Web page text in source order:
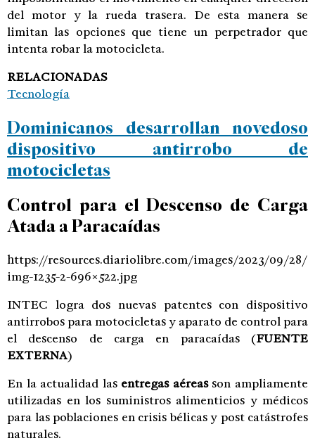
del motor y la rueda trasera. De esta manera se
limitan las opciones que tiene un perpetrador que
intenta robar la motocicleta.
RELACIONADAS
Tecnología
Dominicanos desarrollan novedoso
dispositivo antirrobo de
motocicletas
Control para el Descenso de Carga
Atada a Paracaídas
https://resources.diariolibre.com/images/2023/09/28/
img-1235-2-696×522.jpg
INTEC logra dos nuevas patentes con dispositivo
antirrobos para motocicletas y aparato de control para
el descenso de carga en paracaídas(FUENTE
EXTERNA)
En la actualidad las entregas aéreasson ampliamente
utilizadas en los suministros alimenticios y médicos
para las poblaciones en crisis bélicas y post catástrofes
naturales.